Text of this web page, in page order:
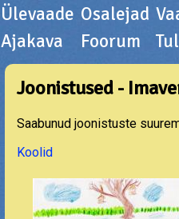
Ülevaade Osalejad
Ajakava
Foorum
Joonistused -
Saabunud joonistuste
Koolid